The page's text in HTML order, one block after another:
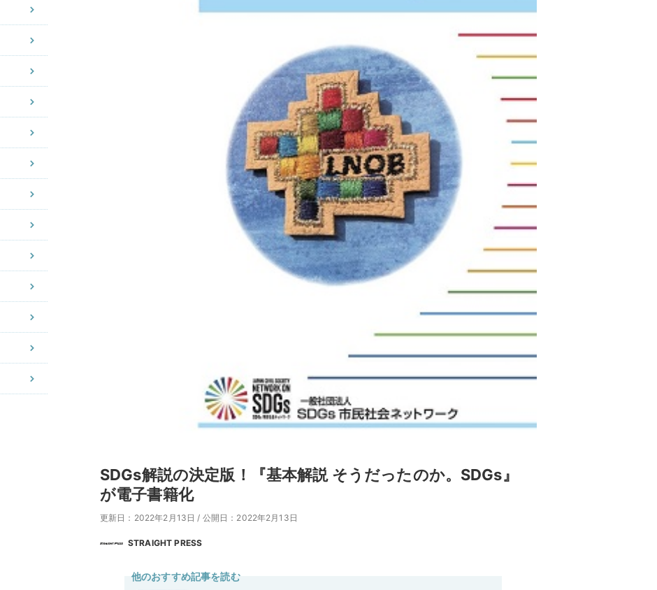
SDGs解説の決定版！『基本解説 そうだったのか。SDGs』
が電子書籍化
更新日：2022年2月13日 / 公開日：2022年2月13日
STRAIGHT PRESS
他のおすすめ記事を読む